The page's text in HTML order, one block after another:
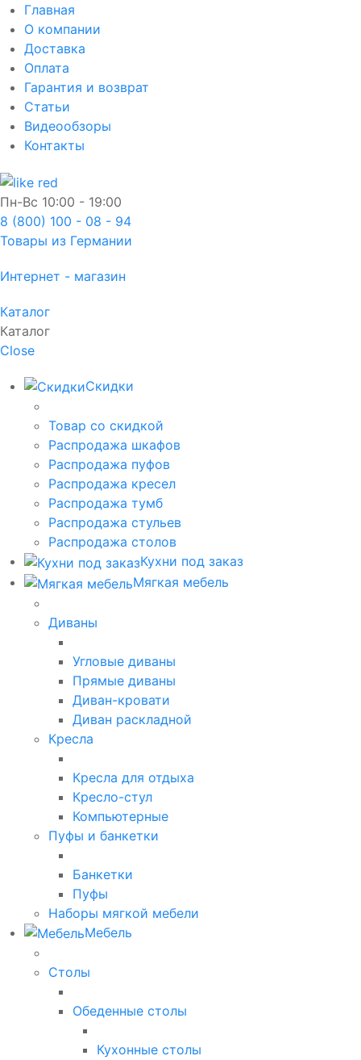
Главная
О компании
Доставка
Оплата
Гарантия и возврат
Статьи
Видеообзоры
Контакты
Пн-Вс 10:00 - 19:00
8 (800) 100 - 08 - 94
Товары из Германии
Интернет - магазин
Каталог
Каталог
Close
Скидки
Товар со скидкой
Распродажа шкафов
Распродажа пуфов
Распродажа кресел
Распродажа тумб
Распродажа стульев
Распродажа столов
Кухни под заказ
Мягкая мебель
Диваны
Угловые диваны
Прямые диваны
Диван-кровати
Диван раскладной
Кресла
Кресла для отдыха
Кресло-стул
Компьютерные
Пуфы и банкетки
Банкетки
Пуфы
Наборы мягкой мебели
Мебель
Столы
Обеденные столы
Кухонные столы